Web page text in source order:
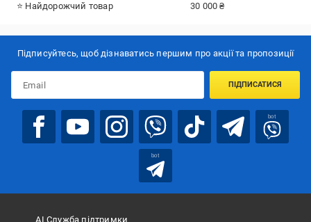
⭐ Найдорожчий товар 30 000 ₴
Підписуйтесь, щоб дізнаватись першим про акції та пропозиції
ПІДПИСАТИСЯ
bot
bot
АІ Служба підтримки